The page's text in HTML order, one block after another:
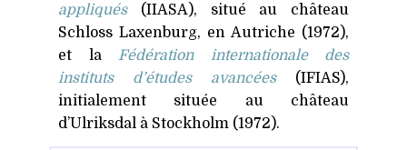
appliqués(IIASA), situé au château
Schloss Laxenburg, en Autriche (1972),
et la
Fédération internationale des
instituts d’études avancées(IFIAS),
initialement située au château
d’Ulriksdal à Stockholm (1972).